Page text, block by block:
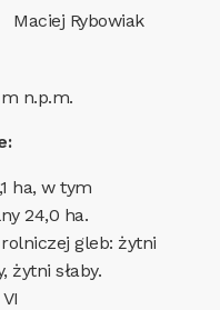
Maciej Rybowiak
n.p.m.
ha, w tym
24,0 ha.
gleb: żytni
żytni słaby.